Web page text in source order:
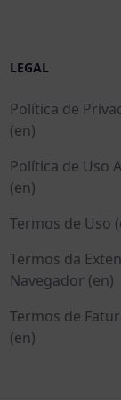
LEGAL
Política de
(en)
Política de Uso
(en)
Termos de Uso
Termos da
Navegador (en)
Termos de
(en)